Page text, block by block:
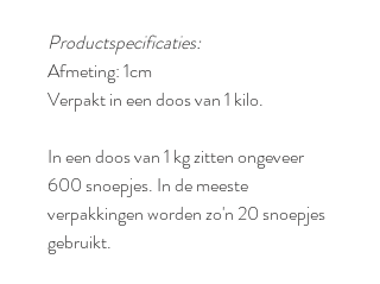
Productspecificaties:
Afmeting: 1cm
Verpakt in een doos van1 kilo.
In een doos van 1 kg zitten ongeveer
600 snoepjes. In de meeste
verpakkingen worden zo'n 20 snoepjes
gebruikt.